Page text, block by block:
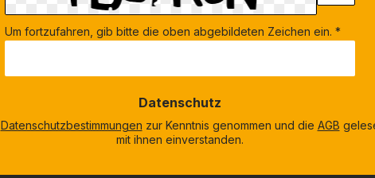
Um fortzufahren, gib bitte die oben abgebildeten Zeichen ein. *
Datenschutz
Datenschutzbestimmungen zur Kenntnis genommen und die AGB
mit ihnen einverstanden.